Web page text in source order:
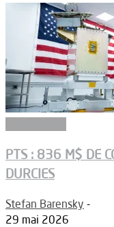
PTS : 836 M$ DE
DURCIES
Stefan Barensky -
29 mai 2026